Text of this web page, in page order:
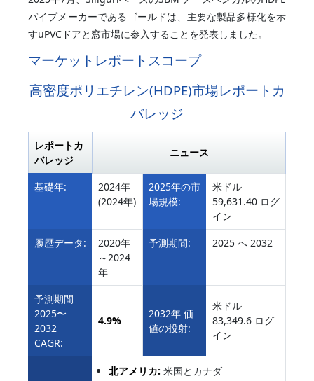
パイプメーカーであるゴールドは、主要な製品多様化を示
すuPVCドアと窓市場に参入することを発表しました。
マーケットレポートスコープ
高密度ポリエチレン(HDPE)市場レポートカ
バレッジ
レポートカ
バレッジ
ニュース
基礎年:
2024年
(2024年)
2025年の市
場規模:
米ドル
59,631.40 ログ
イン
履歴データ:
2020年
～2024
年
予測期間: 2025 へ 2032
予測期間
2025〜
2032
CAGR:
4.9%
2032年 価
値の投射:
米ドル
83,349.6 ログ
イン
北アメリカ: 米国とカナダ